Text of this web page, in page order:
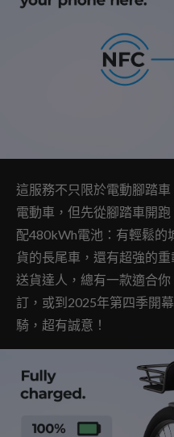
這服務不只限於電動腳踏
電動車，但先從腳踏車開
配480kWh電池：有輕鬆的
貨的長尾車，還有超強的
送貨達人，總有一款適合
訂，或到2025年第四季開
騎，超有誠意！